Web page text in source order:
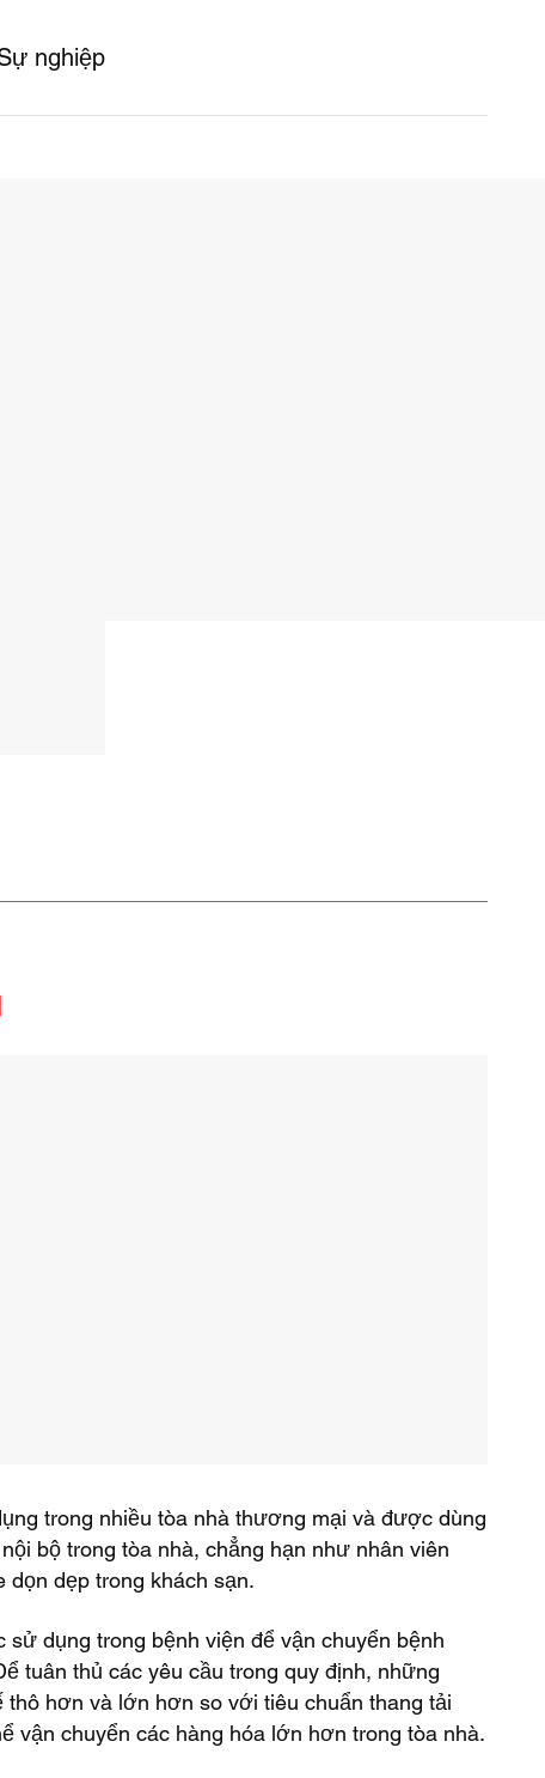
nghiệp
trong nhiều tòa nhà thương mại và được dùng
bộ trong tòa nhà, chẳng hạn như nhân viên
dọn dẹp trong khách sạn.
dụng trong bệnh viện để vận chuyển bệnh
tuân thủ các yêu cầu trong quy định, những
thô hơn và lớn hơn so với tiêu chuẩn thang tải
vận chuyển các hàng hóa lớn hơn trong tòa nhà.